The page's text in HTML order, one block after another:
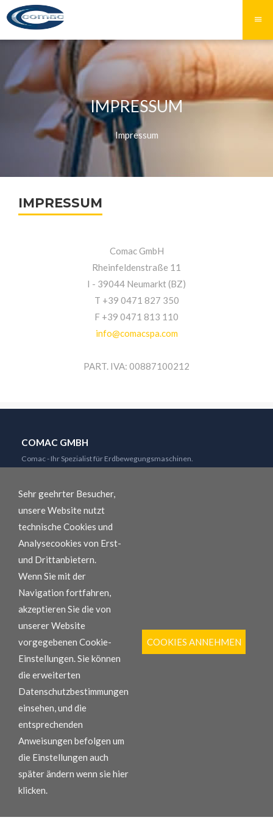
IMPRESSUM
Impressum
IMPRESSUM
Comac GmbH
Rheinfeldenstraße 11
I - 39044 Neumarkt (BZ)
T +39 0471 827 350
F +39 0471 813 110
info@comacspa.com
PART. IVA: 00887100212
COMAC GMBH
Comac - Ihr Spezialist für Erdbewegungsmaschinen.
Wir verkaufen, verleihen und reparieren Ihre Maschinen.
Unsere Mitarbeiter sind gerne für Sie da.
Verkauf Neumaschinen
Maschinen-Verleih
KONTAKT
Rheinfeldenstraße 11, 39044 Neumarkt (BZ), Italien
F +39 0471 813 110
info@comacspa.com
Geöffnet von Mo-Fr: 8.00 - 18.00 Uhr Sa: 8.30 - 12.00 Uhr
Sehr geehrter Besucher,
unsere Website nutzt
technische Cookies und
Analysecookies von Erst-
und Drittanbietern.
Wenn Sie mit der
Navigation fortfahren,
akzeptieren Sie die von
unserer Website
vorgegebenen Cookie-
Einstellungen. Sie können
die erweiterten
Datenschutzbestimmungen
einsehen, und die
entsprechenden
Anweisungen befolgen um
die Einstellungen auch
später ändern wenn siehier
klicken.
COOKIES ANNEHMEN